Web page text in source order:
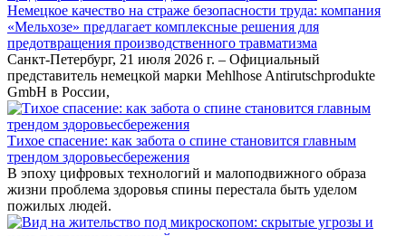
Немецкое качество на страже безопасности труда: компания
«Мельхозе» предлагает комплексные решения для
предотвращения производственного травматизма
Санкт-Петербург, 21 июля 2026 г. – Официальный
представитель немецкой марки Mehlhose Antirutschprodukte
GmbH в России,
Тихое спасение: как забота о спине становится главным
трендом здоровьесбережения
В эпоху цифровых технологий и малоподвижного образа
жизни проблема здоровья спины перестала быть уделом
пожилых людей.